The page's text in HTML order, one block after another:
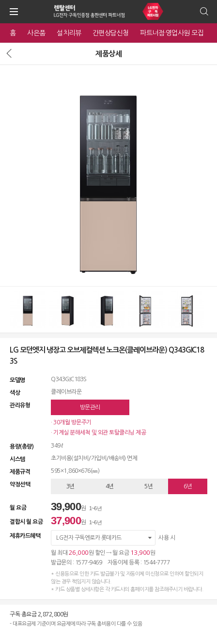
홈 사은품 설치리뷰 간편상담신청 파트너점·영업사원 모집
제품상세
LG 모던엣지 냉장고 오브제컬렉션 노크온(클레이브라운) Q343GIC18
3S
모델명 Q343GIC183S
색상 클레이브라운
관리유형 방문관리
· 30개월 방문주기
· 기계실 분해세척 및 외관 토탈클리닝 제공
용량(총량) 349ℓ
시스템 초기비용(설치비/가입비/배송비) 면제
제품규격 595×1,860×676(㎜)
약정선택 3년 4년 5년 6년
월 요금 39,900원 1~6년
결합시 월 요금 37,900원 1~6년
제휴카드혜택 LG전자 구독엔로카 롯데카드 사용 시
월 최대 26,000원 할인 → 월 요금 13,900원
발급문의 : 1577-9469 자동이체 등록 : 1544-7777
* 신용등으로 인한 카드 발급불가 및 자동이체 미신청으로 인하여 할인되지
않는 경우 책임지지 않습니다.
* 카드 상품별 상세사항은 각 카드사의 홈페이지를 참조해주시기 바랍니다.
구독 총요금 2,872,800원
- 대표요금제 기준이며 요금제에 따라 구독 총비용이 다를 수 있음